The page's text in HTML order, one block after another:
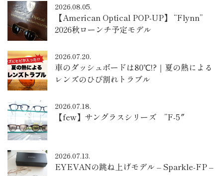
2026.08.05.
【American Optical POP-UP】 “Flynn”
2026秋ローンチ予定モデル
2026.07.20.
車のダッシュボードは80℃!?｜夏の熱による
レンズのひび割れトラブル
2026.07.18.
【few】サングラスシリーズ ”F-5″
2026.07.13.
EYEVANの跳ね上げモデル – Sparkle-FP –